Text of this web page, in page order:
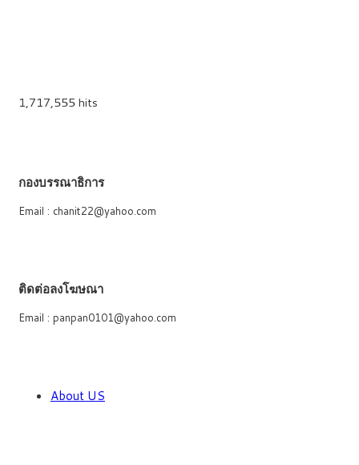
1,717,555 hits
กองบรรณาธิการ
Email : chanit22@yahoo.com
ติดต่อลงโฆษณา
Email : panpan0101@yahoo.com
About US